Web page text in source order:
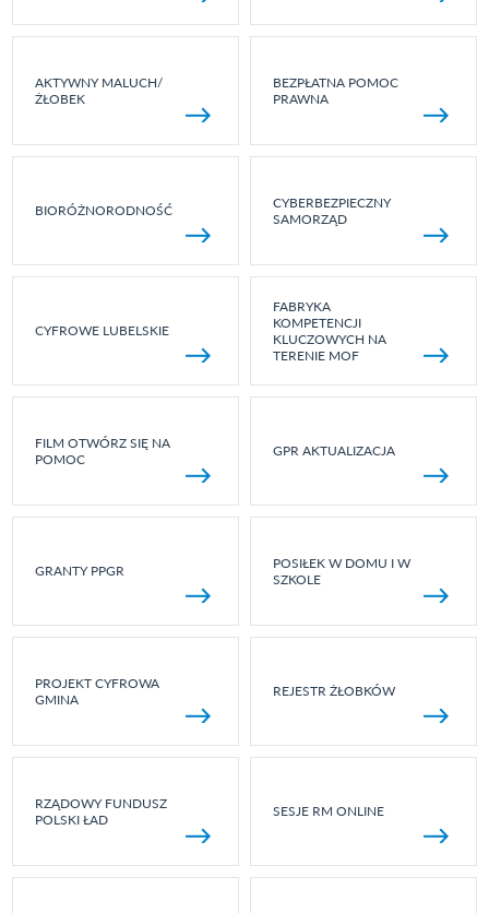
AKTYWNY MALUCH/
ŻŁOBEK
BEZPŁATNA POMOC
PRAWNA
BIORÓŻNORODNOŚĆ
CYBERBEZPIECZNY
SAMORZĄD
CYFROWE LUBELSKIE
FABRYKA
KOMPETENCJI
KLUCZOWYCH NA
TERENIE MOF
FILM OTWÓRZ SIĘ NA
POMOC
GPR AKTUALIZACJA
GRANTY PPGR
POSIŁEK W DOMU I W
SZKOLE
PROJEKT CYFROWA
GMINA
REJESTR ŻŁOBKÓW
RZĄDOWY FUNDUSZ
POLSKI ŁAD
SESJE RM ONLINE